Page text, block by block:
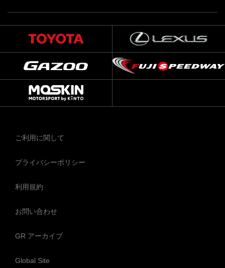
ご利用に関して
プライバシーポリシー
利用規約
お問い合わせ
GR アーカイブ
Global Site